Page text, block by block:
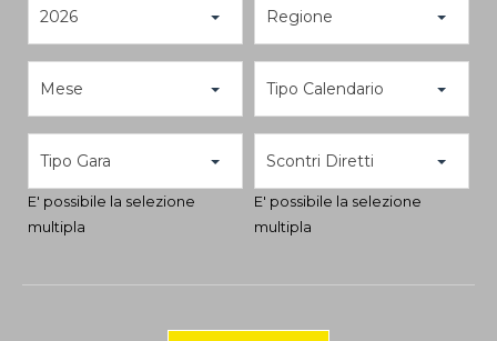
2026 Regione
Mese Tipo Calendario
Tipo Gara
E' possibile la selezione
multipla
Scontri Diretti
E' possibile la selezione
multipla